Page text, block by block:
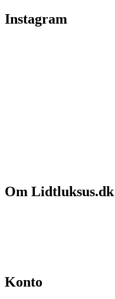
Instagram
Om Lidtluksus.dk
Konto